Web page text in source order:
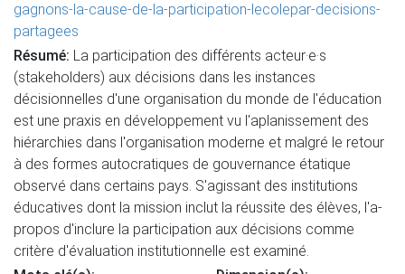
gagnons-la-cause-de-la-participation-lecolepar-decisions-
partagees
Résumé: La participation des différents acteur·e·s
(stakeholders) aux décisions dans les instances
décisionnelles d'une organisation du monde de l'éducation
est une praxis en développement vu l'aplanissement des
hiérarchies dans l'organisation moderne et malgré le retour
à des formes autocratiques de gouvernance étatique
observé dans certains pays. S'agissant des institutions
éducatives dont la mission inclut la réussite des élèves, l'a-
propos d'inclure la participation aux décisions comme
critère d'évaluation institutionnelle est examiné.